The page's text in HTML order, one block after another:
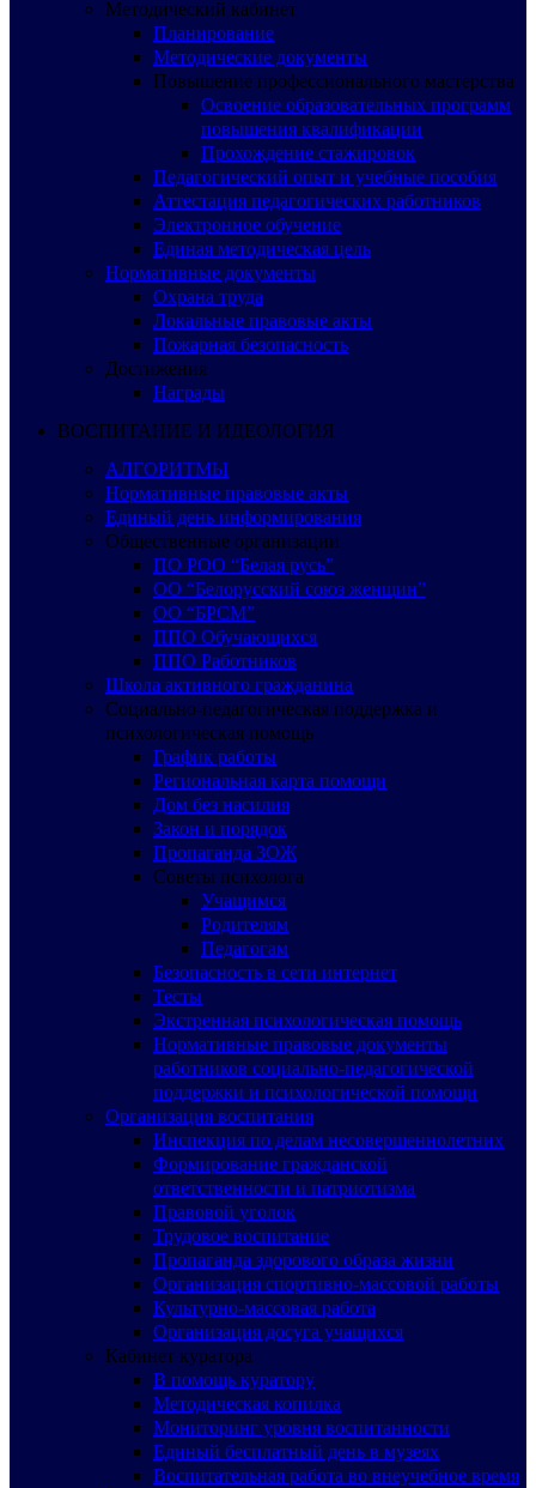
Методический кабинет
Планирование
Методические документы
Повышение профессионального мастерства
Освоение образовательных программ
повышения квалификации
Прохождение стажировок
Педагогический опыт и учебные пособия
Аттестация педагогических работников
Электронное обучение
Единая методическая цель
Нормативные документы
Охрана труда
Локальные правовые акты
Пожарная безопасность
Достижения
Награды
ВОСПИТАНИЕ И ИДЕОЛОГИЯ
АЛГОРИТМЫ
Нормативные правовые акты
Единый день информирования
Общественные организации
ПО РОО “Белая русь”
ОО “Белорусский союз женщин”
ОО “БРСМ”
ППО Обучающихся
ППО Работников
Школа активного гражданина
Социально-педагогическая поддержка и
психологическая помощь
График работы
Региональная карта помощи
Дом без насилия
Закон и порядок
Пропаганда ЗОЖ
Советы психолога
Учащимся
Родителям
Педагогам
Безопасность в сети интернет
Тесты
Экстренная психологическая помощь
Нормативные правовые документы
работников социально-педагогической
поддержки и психологической помощи
Организация воспитания
Инспекция по делам несовершеннолетних
Формирование гражданской
ответственности и патриотизма
Правовой уголок
Трудовое воспитание
Пропаганда здорового образа жизни
Организация спортивно-массовой работы
Культурно-массовая работа
Организация досуга учащихся
Кабинет куратора
В помощь куратору
Методическая копилка
Мониторинг уровня воспитанности
Единый бесплатный день в музеях
Воспитательная работа во внеучебное время